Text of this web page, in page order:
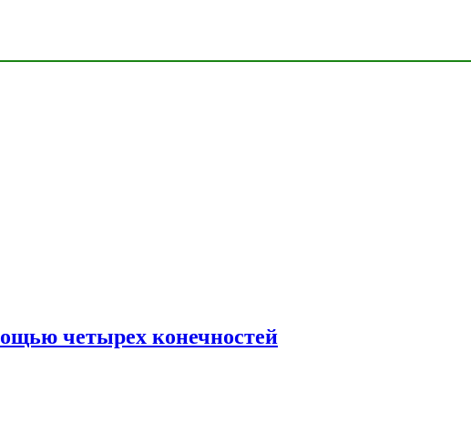
четырех конечностей